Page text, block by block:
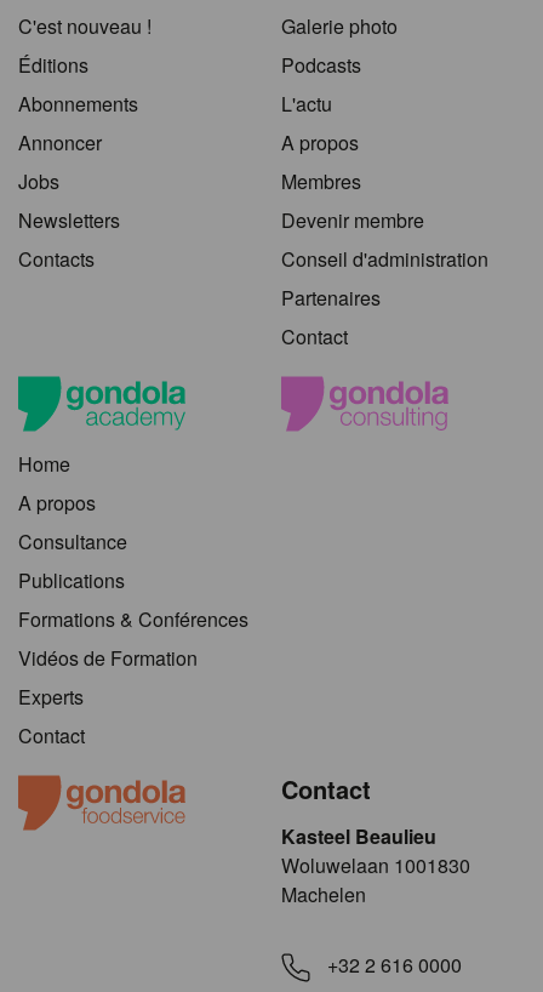
C'est nouveau !
Éditions
Abonnements
Annoncer
Jobs
Newsletters
Contacts
Galerie photo
Podcasts
L'actu
A propos
Membres
Devenir membre
Conseil d'administration
Partenaires
Contact
Home
A propos
Consultance
Publications
Formations & Conférences
Vidéos de Formation
Experts
Contact
Contact
Kasteel Beaulieu
​​​Woluwelaan 1001830
Machelen
+32 2 616 0000